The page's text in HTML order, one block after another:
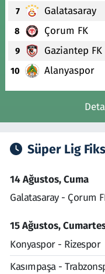
7 Galatasaray
8 Çorum FK
9 Gaziantep FK
10 Alanyaspor
Süper Lig
14 Ağustos, Cuma
Galatasaray - Çorum
15 Ağustos,
Konyaspor - Rizespor
Kasımpaşa -